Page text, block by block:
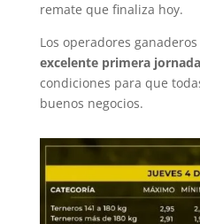
remate que finaliza hoy.
Los operadores ganaderos
excelente primera jornada
condiciones para que
buenos negocios.